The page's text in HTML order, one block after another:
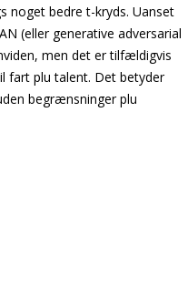
noget bedre t-kryds. Uanset
(eller generative adversarial
men det er tilfældigvis
fart plu talent. Det betyder
begrænsninger plu